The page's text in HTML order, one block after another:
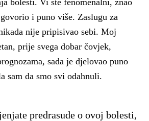
bolesti. Vi ste fenomenalni, znao
i puno više. Zaslugu za
nije pripisivao sebi. Moj
prije svega dobar čovjek,
sada je djelovao puno
sam da smo svi odahnuli.
predrasude o ovoj bolesti,